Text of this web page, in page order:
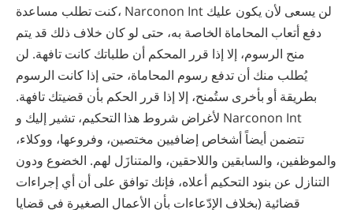
كنت تطلب مساعدة، Narconon Int لن يسعى لأن يكون عليك
دفع أتعاب المحاماة الخاصة به، حتى لو كان خلاف ذلك قد يتم
منح الرسوم، إلا إذا قرر المحكم أن طلباتك كانت تافهة. لن
يُطلب منك أن تدفع رسوم المحاماة، حتى إذا كانت الرسوم
بطريقة أو بأخرى ستُمنح، إلا إذا قرر الحكم بأن قضيتك تافهة.
لأغراض شروط هذا التحكيم، تشير إليك و Narconon Int
تتضمن أيضاً أشخاص إضافيين مختصين، وفروعها، ووكلاء،
والموظفين، والسابقين واللاحقين، والمتنازَل لهم. الخضوع ودون
التنازل عن بنود التحكيم أعلاه، فإنك توافق على أن أي إجراءات
قضائية (بخلاف الإدّعاءات بأن الأعمال الصغيرة في قضايا